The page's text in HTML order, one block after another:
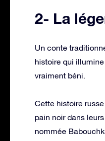
2- La
Un conte
histoire qui
vraiment béni.
Cette histoire
pain noir dans
nommée